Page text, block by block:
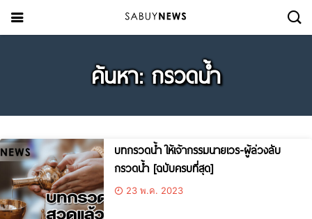
ค้นหา: กรวดน้ำ
บทกรวดน้ำ ให้เจ้ากรรมนายเวร-ผู้ล่วงลับ
กรวดน้ำ [ฉบับครบที่สุด]
23 พ.ค. 2023